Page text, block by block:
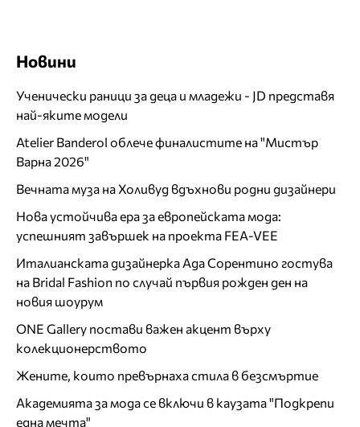
Новини
Ученически раници за деца и младежи - JD представя
най-яките модели
Atelier Banderol облече финалистите на "Мистър
Варна 2026"
Вечната муза на Холивуд вдъхнови родни дизайнери
Нова устойчива ера за европейската мода:
успешният завършек на проекта FEA-VEE
Италианската дизайнерка Ада Сорентино гостува
на Bridal Fashion по случай първия рожден ден на
новия шоурум
ONE Gallery постави важен акцент върху
колекционерството
Жените, които превърнаха стила в безсмъртие
Академията за мода се включи в каузата "Подкрепи
една мечта"